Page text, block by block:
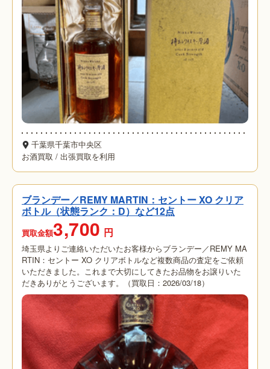
千葉県千葉市中央区
お酒買取 / 出張買取を利用
ブランデー／REMY MARTIN：セントー XO クリア
ボトル（状態ランク：D）など12点
買取金額3,700 円
埼玉県よりご連絡いただいたお客様からブランデー／REMY MA
RTIN：セントー XO クリアボトルなど複数商品の査定をご依頼
いただきました。これまで大切にしてきたお品物をお譲りいた
だきありがとうございます。（買取日：2026/03/18）